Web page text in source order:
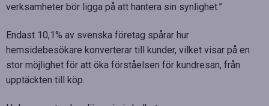
verksamheter bör ligga på att hantera sin synlighet.”
Endast 10,1% av svenska företag spårar hur
hemsidebesökare konverterar till kunder, vilket visar på en
stor möjlighet för att öka förståelsen för kundresan, från
upptäckten till köp.